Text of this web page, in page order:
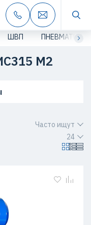
ШВП ПНЕВМАТИКА
M2
Часто ищут
24